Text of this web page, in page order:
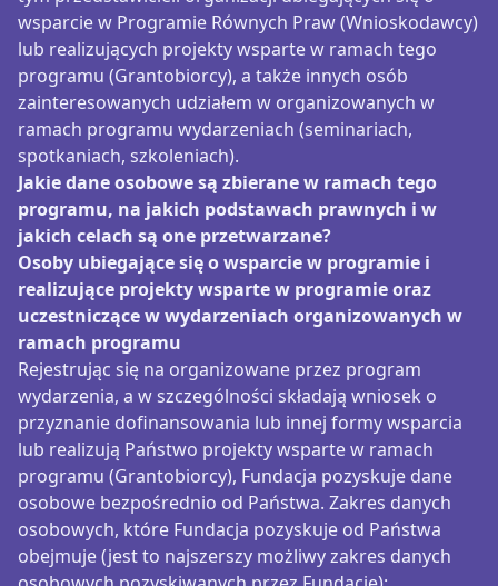
wsparcie w Programie Równych Praw (Wnioskodawcy)
lub realizujących projekty wsparte w ramach tego
programu (Grantobiorcy), a także innych osób
zainteresowanych udziałem w organizowanych w
ramach programu wydarzeniach (seminariach,
spotkaniach, szkoleniach).
Jakie dane osobowe są zbierane w ramach tego
programu, na jakich podstawach prawnych i w
jakich celach są one przetwarzane?
Osoby ubiegające się o wsparcie w programie i
realizujące projekty wsparte w programie oraz
uczestniczące w wydarzeniach organizowanych w
ramach programu
Rejestrując się na organizowane przez program
wydarzenia, a w szczególności składają wniosek o
przyznanie dofinansowania lub innej formy wsparcia
lub realizują Państwo projekty wsparte w ramach
programu (Grantobiorcy), Fundacja pozyskuje dane
osobowe bezpośrednio od Państwa. Zakres danych
osobowych, które Fundacja pozyskuje od Państwa
obejmuje (jest to najszerszy możliwy zakres danych